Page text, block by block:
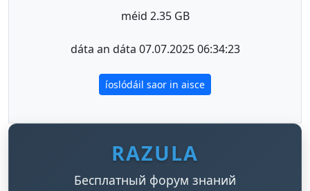
méid 2.35 GB
dáta an dáta 07.07.2025 06:34:23
íoslódáil saor in aisce
RAZULA
Бесплатный форум знаний